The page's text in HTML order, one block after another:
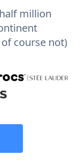
million
course not)